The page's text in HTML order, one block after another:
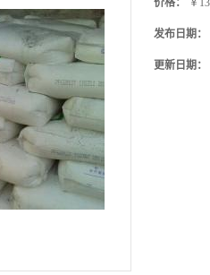
价格： ￥
发布日期：
更新日期：